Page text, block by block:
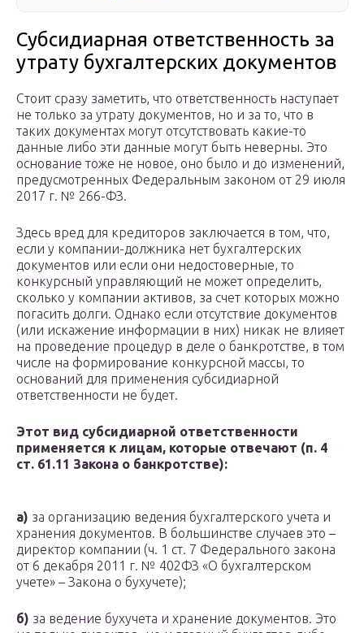
Субсидиарная ответственность за
утрату бухгалтерских документов
Стоит сразу заметить, что ответственность наступает
не только за утрату документов, но и за то, что в
таких документах могут отсутствовать какие-то
данные либо эти данные могут быть неверны. Это
основание тоже не новое, оно было и до изменений,
предусмотренных Федеральным законом от 29 июля
2017 г. № 266-ФЗ.
Здесь вред для кредиторов заключается в том, что,
если у компании-должника нет бухгалтерских
документов или если они недостоверные, то
конкурсный управляющий не может определить,
сколько у компании активов, за счет которых можно
погасить долги. Однако если отсутствие документов
(или искажение информации в них) никак не влияет
на проведение процедур в деле о банкротстве, в том
числе на формирование конкурсной массы, то
оснований для применения субсидиарной
ответственности не будет.
Этот вид субсидиарной ответственности
применяется к лицам, которые отвечают (п. 4
ст. 61.11 Закона о банкротстве):
а) за организацию ведения бухгалтерского учета и
хранения документов. В большинстве случаев это –
директор компании (ч. 1 ст. 7 Федерального закона
от 6 декабря 2011 г. № 402ФЗ «О бухгалтерском
учете» – Закона о бухучете);
б) за ведение бухучета и хранение документов. Это